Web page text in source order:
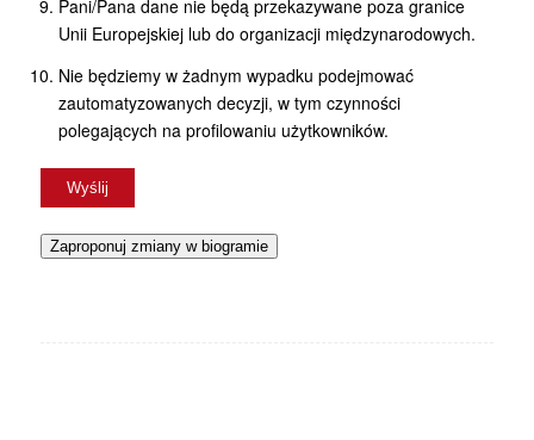
Pani/Pana dane nie będą przekazywane poza granice
Unii Europejskiej lub do organizacji międzynarodowych.
Nie będziemy w żadnym wypadku podejmować
zautomatyzowanych decyzji, w tym czynności
polegających na profilowaniu użytkowników.
Zaproponuj zmiany w biogramie